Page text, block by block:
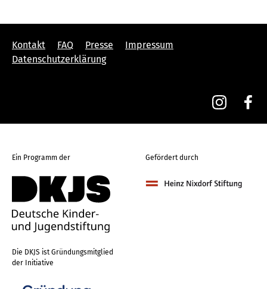
Kontakt FAQ Presse
Impressum
Datenschutzerklärung
Ein Programm der Gefördert durch
Die DKJS ist Gründungsmitglied
der Initiative